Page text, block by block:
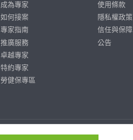
成為專家
如何接案
專家指南
推廣服務
卓越專家
特約專家
勞健保專區
使用條款
隱私權政策
信任與保障
公告